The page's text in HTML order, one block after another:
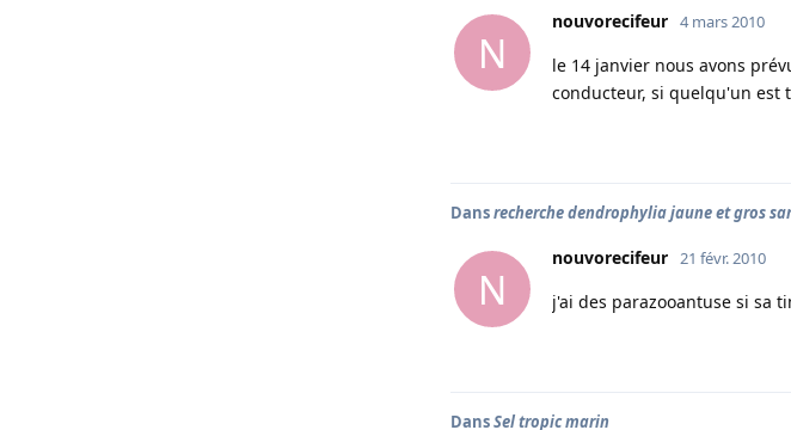
N
nouvorecifeur 4 mars 2010
le 14 janvier nous avons
conducteur, si quelqu'un est
Dansrecherche dendrophylia jaune et gros
N
nouvorecifeur 21 févr. 2010
j'ai des parazooantuse si sa
DansSel tropic marin